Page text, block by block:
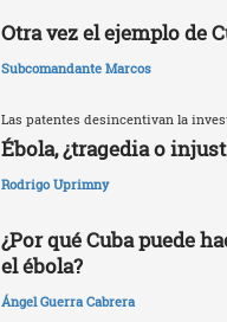
Otra vez el ejemplo de
Subcomandante Marcos
Las patentes desincentivan la
Ébola, ¿tragedia o
Rodrigo Uprimny
¿Por qué Cuba puede
el ébola?
Ángel Guerra Cabrera